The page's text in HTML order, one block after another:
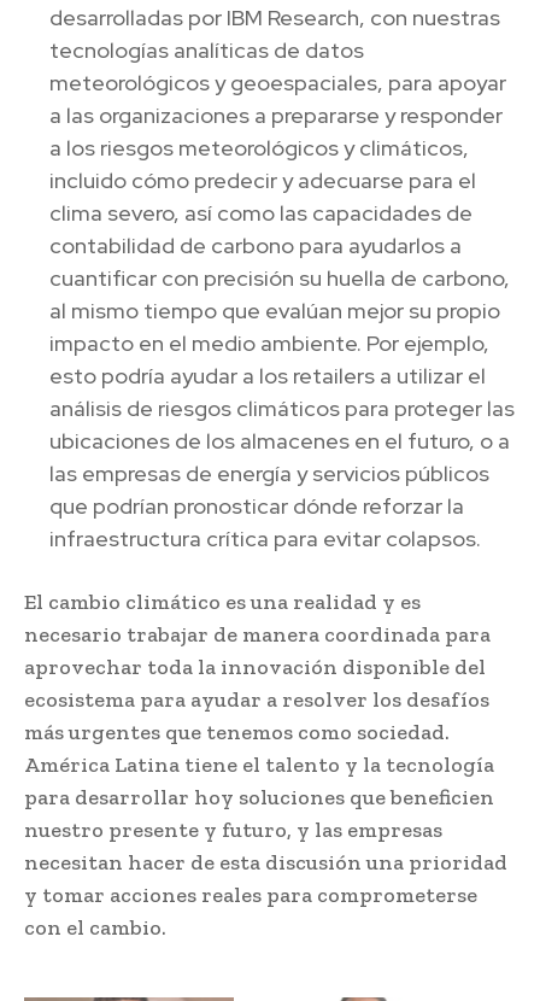
desarrolladas por IBM Research, con nuestras
tecnologías analíticas de datos
meteorológicos y geoespaciales, para apoyar
a las organizaciones a prepararse y responder
a los riesgos meteorológicos y climáticos,
incluido cómo predecir y adecuarse para el
clima severo, así como las capacidades de
contabilidad de carbono para ayudarlos a
cuantificar con precisión su huella de carbono,
al mismo tiempo que evalúan mejor su propio
impacto en el medio ambiente. Por ejemplo,
esto podría ayudar a los retailers a utilizar el
análisis de riesgos climáticos para proteger las
ubicaciones de los almacenes en el futuro, o a
las empresas de energía y servicios públicos
que podrían pronosticar dónde reforzar la
infraestructura crítica para evitar colapsos.
El cambio climático es una realidad y es
necesario trabajar de manera coordinada para
aprovechar toda la innovación disponible del
ecosistema para ayudar a resolver los desafíos
más urgentes que tenemos como sociedad.
América Latina tiene el talento y la tecnología
para desarrollar hoy soluciones que beneficien
nuestro presente y futuro, y las empresas
necesitan hacer de esta discusión una prioridad
y tomar acciones reales para comprometerse
con el cambio.